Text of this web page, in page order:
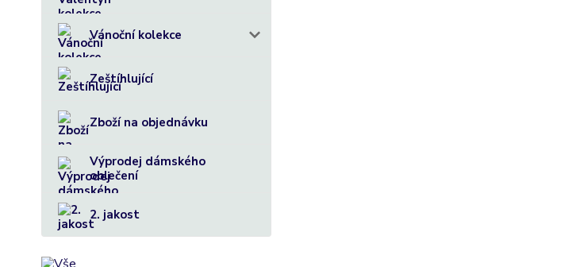
Vánoční kolekce
Zeštíhlující
Zboží na objednávku
Výprodej dámského
oblečení
2. jakost